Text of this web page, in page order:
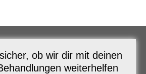
ob wir dir mit deinen
weiterhelfen